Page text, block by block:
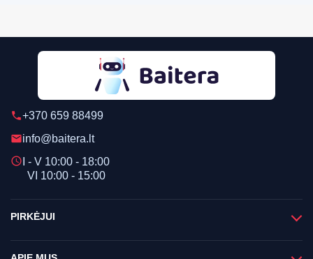
phone+370 659 88499
emailinfo@baitera.lt
schedule I - V 10:00 - 18:00
VI 10:00 - 15:00
PIRKĖJUI